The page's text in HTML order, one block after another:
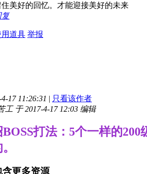
住美好的回忆。才能迎接美好的未来
复
用道具 举报
17 11:26:31 | 只看该作者
工 于 2017-4-17 12:03 编辑
BOSS打法：5个一样的
更多资源